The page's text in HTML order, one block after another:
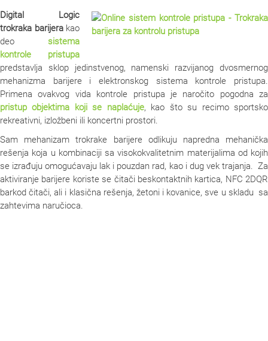
Digital Logic
trokraka barijerakao
deo sistema
kontrole pristupa
predstavlja sklop jedinstvenog, namenski razvijanog dvosmernog
mehanizma barijere i elektronskog sistema kontrole pristupa.
Primena ovakvog vida kontrole pristupa je naročito pogodna za
pristup objektima koji se naplaćuje, kao što su recimo sportsko
rekreativni, izložbeni ili koncertni prostori.
Sam mehanizam trokrake barijere odlikuju napredna mehanička
rešenja koja u kombinaciji sa visokokvalitetnim materijalima od kojih
se izrađuju omogućavaju lak i pouzdan rad, kao i dug vek trajanja. Za
aktiviranje barijere koriste se čitači beskontaktnih kartica, NFC 2DQR
barkod čitači, ali i klasična rešenja, žetoni i kovanice, sve u skladu sa
zahtevima naručioca.